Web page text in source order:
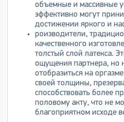
объемные и массивные
эффективно могут
достижении яркого и
роизводители,
качественного
толстый слой латекса.
ощущения партнера, но
отобразиться на
своей толщины,
способствовать более
половому акту, что не
благоприятном исходе